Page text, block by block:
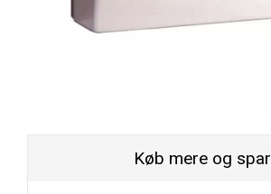
Køb mere og spar